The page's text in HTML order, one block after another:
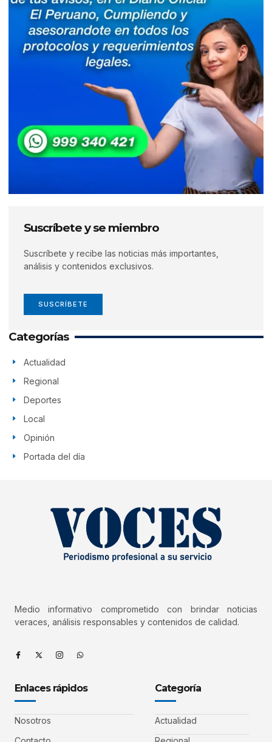
Suscríbete y se miembro
Suscríbete y recibe las noticias más importantes,
análisis y contenidos exclusivos.
SUSCRÍBETE
Categorías
Actualidad
Regional
Deportes
Local
Opinión
Portada del día
Medio informativo comprometido con brindar noticias
veraces, análisis responsables y contenidos de calidad.
Enlaces rápidos
Nosotros
Categoría
Actualidad